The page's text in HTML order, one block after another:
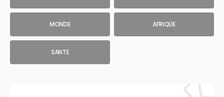
MONDE AFRIQUE
SANTE